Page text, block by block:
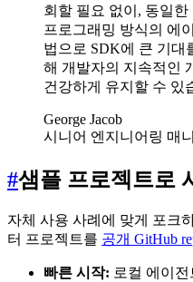
회할 필요 없이, 동일한
프로그래밍 방식의 에
법으로 SDK에 큰 기대
해 개발자의 지속적인
건강하게 유지할 수 있
George Jacob
시니어 엔지니어링 매
#샘플 프로젝트로
자체 사용 사례에 맞게 포크
터 프로젝트를 공개 GitHub
빠른 시작: 로컬 에이